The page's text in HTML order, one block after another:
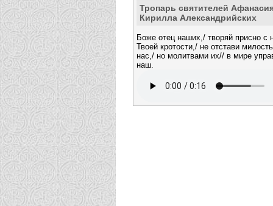
Тропарь святителей
Кирилла Александрийских
Боже отец наших,/ творяй присно с
Твоей кротости,/ не отстави
нас,/ но молитвами их// в мире
наш.